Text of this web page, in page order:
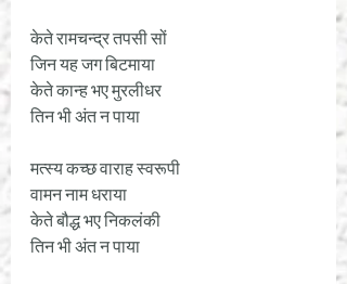
केते रामचन्द्र तपसी सों
जिन यह जग बिटमाया
केते कान्ह भए मुरलीधर
तिन भी अंत न पाया
मत्स्य कच्छ वाराह स्वरूपी
वामन नाम धराया
केते बौद्ध भए निकलंकी
तिन भी अंत न पाया